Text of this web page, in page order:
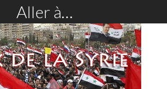
Aller à…